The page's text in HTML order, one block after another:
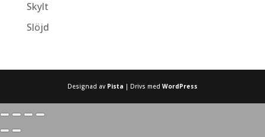
Skylt
Slöjd
Designad av Pista | Drivs med WordPress